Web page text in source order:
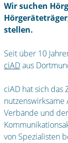
Wir suchen
stellen.
Seit über 10
ciADaus
ciAD hat sich das
Verbände und
von Spezialisten